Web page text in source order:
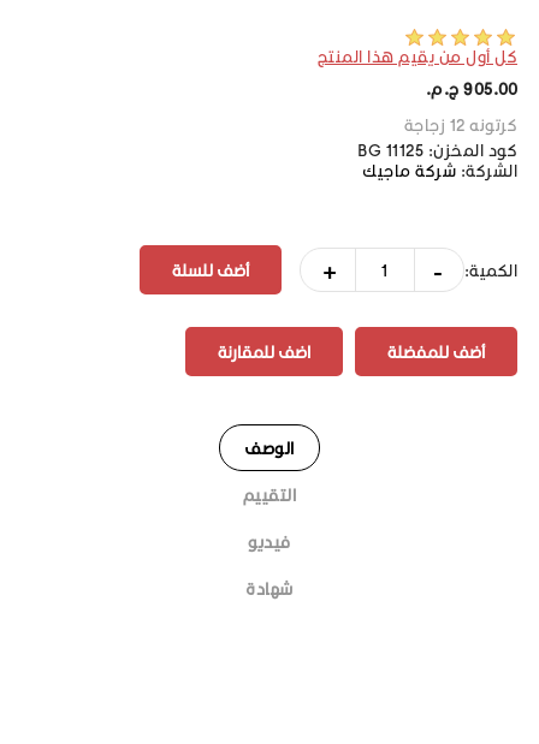
كل أول من يقيم هذا المنتج
905.00 ج.م.‏
كرتونه 12 زجاجة
كود المخزن: BG 11125
الشركة: شركة ماجيك
الكمية: -
+
أضف للمفضلة اضف للمقارنة
الوصف
التقييم
فيديو
شهادة